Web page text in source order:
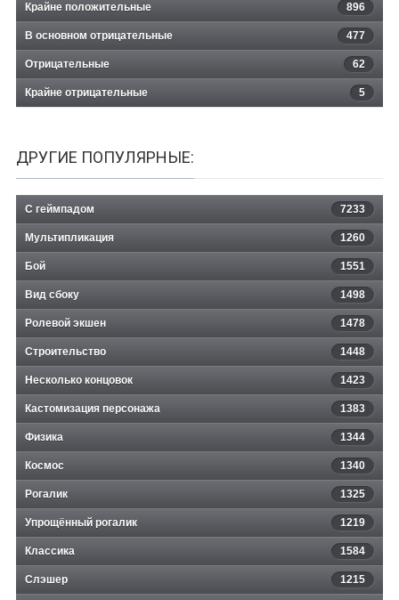
Крайне положительные 896
В основном отрицательные 477
Отрицательные 62
Крайне отрицательные 5
ДРУГИЕ ПОПУЛЯРНЫЕ:
С геймпадом 7233
Мультипликация 1260
Бой 1551
Вид сбоку 1498
Ролевой экшен 1478
Строительство 1448
Несколько концовок 1423
Кастомизация персонажа 1383
Физика 1344
Космос 1340
Рогалик 1325
Упрощённый рогалик 1219
Классика 1584
Слэшер 1215